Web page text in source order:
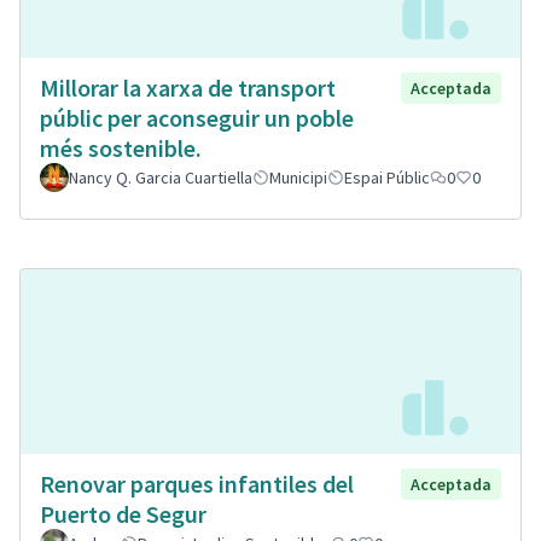
Millorar la xarxa de transport
públic per aconseguir un poble
més sostenible.
Acceptada
Nancy Q. Garcia Cuartiella Municipi Espai Públic 0 0
Renovar parques infantiles del
Puerto de Segur
Acceptada